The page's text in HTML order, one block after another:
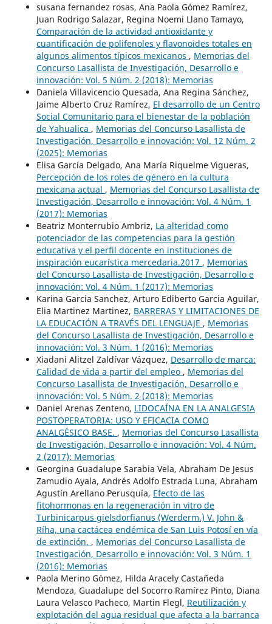
susana fernandez rosas, Ana Paola Gómez Ramírez,
Juan Rodrigo Salazar, Regina Noemi Llano Tamayo,
Comparación de la actividad antioxidante y
cuantificación de polifenoles y flavonoides totales en
algunos alimentos típicos mexicanos , Memorias del
Concurso Lasallista de Investigación, Desarrollo e
innovación: Vol. 5 Núm. 2 (2018): Memorias
Daniela Villavicencio Quesada, Ana Regina Sánchez,
Jaime Alberto Cruz Ramírez, El desarrollo de un Centro
Social Comunitario para el bienestar de la población
de Yahualica , Memorias del Concurso Lasallista de
Investigación, Desarrollo e innovación: Vol. 12 Núm. 2
(2025): Memorias
Elisa García Delgado, Ana María Riquelme Vigueras,
Percepción de los roles de género en la cultura
mexicana actual , Memorias del Concurso Lasallista de
Investigación, Desarrollo e innovación: Vol. 4 Núm. 1
(2017): Memorias
Beatriz Monterrubio Ambriz, La alteridad como
potenciador de las competencias para la gestión
educativa y el perfil docente en instituciones de
inspiración eucarística mercedaria.2017 , Memorias
del Concurso Lasallista de Investigación, Desarrollo e
innovación: Vol. 4 Núm. 1 (2017): Memorias
Karina Garcia Sanchez, Arturo Ediberto Garcia Aguilar,
Elia Martinez Martinez, BARRERAS Y LIMITACIONES DE
LA EDUCACIÓN A TRAVÉS DEL LENGUAJE , Memorias
del Concurso Lasallista de Investigación, Desarrollo e
innovación: Vol. 3 Núm. 1 (2016): Memorias
Xiadani Alitzel Zaldívar Vázquez, Desarrollo de marca:
Calidad de vida a partir del empleo , Memorias del
Concurso Lasallista de Investigación, Desarrollo e
innovación: Vol. 5 Núm. 2 (2018): Memorias
Daniel Arenas Zenteno, LIDOCAÍNA EN LA ANALGESIA
POSTOPERATORIA: USO Y EFICACIA COMO
ANALGÉSICO BASE. , Memorias del Concurso Lasallista
de Investigación, Desarrollo e innovación: Vol. 4 Núm.
2 (2017): Memorias
Georgina Guadalupe Sarabia Vela, Abraham De Jesus
Zamudio Ayala, Andrés Adolfo Estrada Luna, Abraham
Agustín Arellano Perusquía, Efecto de las
fitohormonas en la regeneración in vitro de
Turbinicarpus gielsdorfianus (Werderm.) V. John &
Ríha, una cactácea endémica de San Luis Potosí en vía
de extinción. , Memorias del Concurso Lasallista de
Investigación, Desarrollo e innovación: Vol. 3 Núm. 1
(2016): Memorias
Paola Merino Gómez, Hilda Aracely Castañeda
Mendoza, Guadalupe del Socorro Ramírez Pinto, Diana
Laura Velasco Pacheco, Martin Flegl, Reutilización y
explotación del agua residual que afecta a la barranca